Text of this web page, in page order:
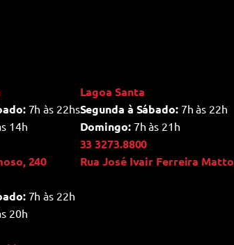
7h às 22hs
14h
240
Lagoa Santa
Segunda à Sábado:7h às 22h
Domingo:7h às 21h
33 3273.8800
Rua José Ivair Ferreira
7h às 22h
20h